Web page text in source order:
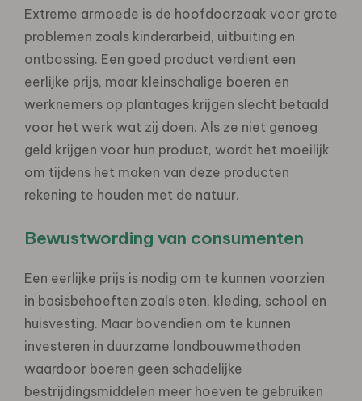
Extreme armoede is de hoofdoorzaak voor grote
problemen zoals kinderarbeid, uitbuiting en
ontbossing. Een goed product verdient een
eerlijke prijs, maar kleinschalige boeren en
werknemers op plantages krijgen slecht betaald
voor het werk wat zij doen. Als ze niet genoeg
geld krijgen voor hun product, wordt het moeilijk
om tijdens het maken van deze producten
rekening te houden met de natuur.
Bewustwording van consumenten
Een eerlijke prijs is nodig om te kunnen voorzien
in basisbehoeften zoals eten, kleding, school en
huisvesting. Maar bovendien om te kunnen
investeren in duurzame landbouwmethoden
waardoor boeren geen schadelijke
bestrijdingsmiddelen meer hoeven te gebruiken